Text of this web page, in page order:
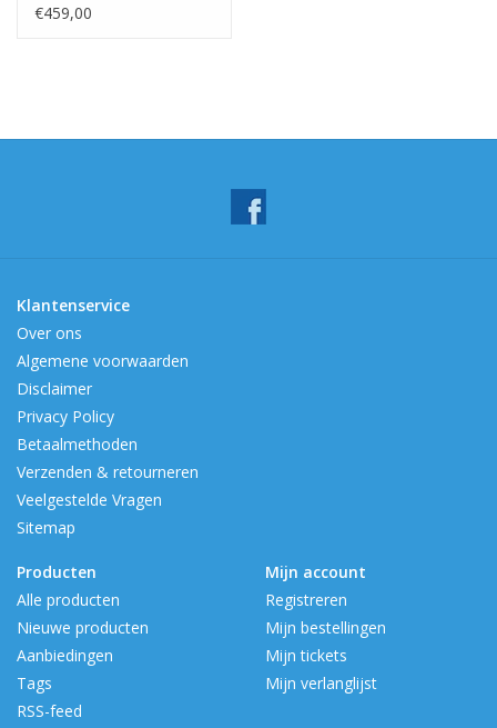
€459,00
Klantenservice
Over ons
Algemene voorwaarden
Disclaimer
Privacy Policy
Betaalmethoden
Verzenden & retourneren
Veelgestelde Vragen
Sitemap
Producten
Alle producten
Nieuwe producten
Aanbiedingen
Tags
RSS-feed
Mijn account
Registreren
Mijn bestellingen
Mijn tickets
Mijn verlanglijst